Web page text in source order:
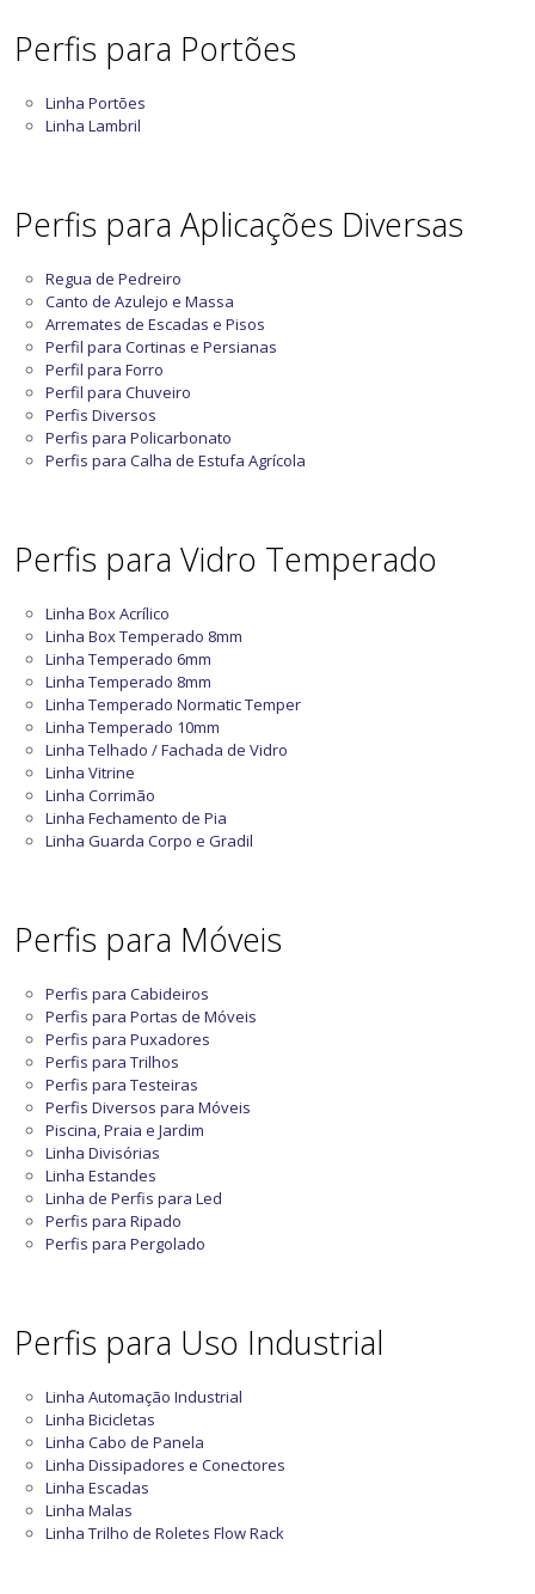
Perfis para Portões
Linha Portões
Linha Lambril
Perfis para Aplicações Diversas
Regua de Pedreiro
Canto de Azulejo e Massa
Arremates de Escadas e Pisos
Perfil para Cortinas e Persianas
Perfil para Forro
Perfil para Chuveiro
Perfis Diversos
Perfis para Policarbonato
Perfis para Calha de Estufa Agrícola
Perfis para Vidro Temperado
Linha Box Acrílico
Linha Box Temperado 8mm
Linha Temperado 6mm
Linha Temperado 8mm
Linha Temperado Normatic Temper
Linha Temperado 10mm
Linha Telhado / Fachada de Vidro
Linha Vitrine
Linha Corrimão
Linha Fechamento de Pia
Linha Guarda Corpo e Gradil
Perfis para Móveis
Perfis para Cabideiros
Perfis para Portas de Móveis
Perfis para Puxadores
Perfis para Trilhos
Perfis para Testeiras
Perfis Diversos para Móveis
Piscina, Praia e Jardim
Linha Divisórias
Linha Estandes
Linha de Perfis para Led
Perfis para Ripado
Perfis para Pergolado
Perfis para Uso Industrial
Linha Automação Industrial
Linha Bicicletas
Linha Cabo de Panela
Linha Dissipadores e Conectores
Linha Escadas
Linha Malas
Linha Trilho de Roletes Flow Rack